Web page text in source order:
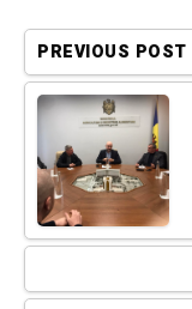
PREVIOUS POST